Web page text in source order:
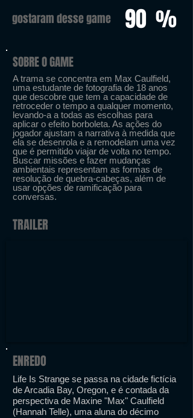
gostaram desse game 90 %
SOBRE O GAME
A trama se concentra em Max Caulfield,
uma estudante de fotografia de 18 anos
que descobre que tem a capacidade de
retroceder o tempo a qualquer momento,
levando-a a todas as escolhas para
aplicar o efeito borboleta. As ações do
jogador ajustam a narrativa à medida que
ela se desenrola e a remodelam uma vez
que é permitido viajar de volta no tempo.
Buscar missões e fazer mudanças
ambientais representam as formas de
resolução de quebra-cabeças, além de
usar opções de ramificação para
conversas.
TRAILER
ENREDO
Life Is Strange se passa na cidade fictícia
de Arcadia Bay, Oregon, e é contada da
perspectiva de Maxine "Max" Caulfield
(Hannah Telle), uma aluna do décimo